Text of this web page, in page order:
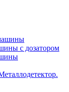
с дозатором